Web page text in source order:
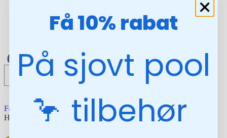
Forside Badetøj & Tilbehør Snorkel sæt og finner/ Snorkelsæt ;
Hydro-Swim EVER SEA SET til børn 7+ (Yellow)
Få 10% rabat
På sjovt pool
🦩 tilbehør